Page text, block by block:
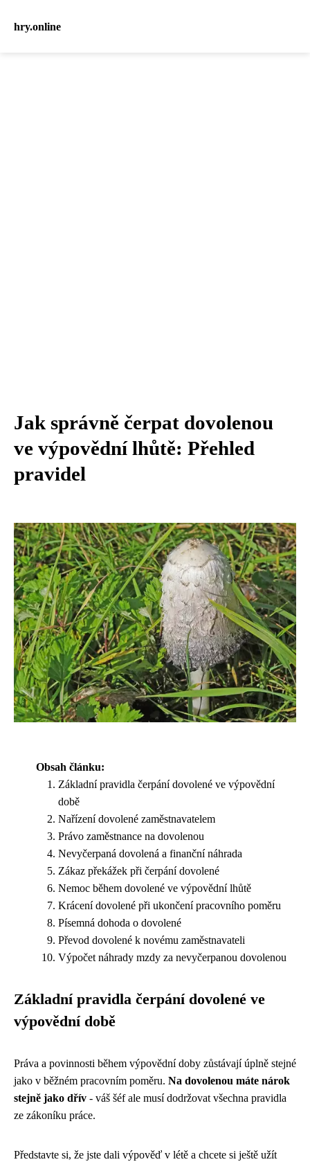
hry.online
Jak správně čerpat dovolenou
ve výpovědní lhůtě: Přehled
pravidel
Obsah článku:
Základní pravidla čerpání dovolené ve výpovědní
době
Nařízení dovolené zaměstnavatelem
Právo zaměstnance na dovolenou
Nevyčerpaná dovolená a finanční náhrada
Zákaz překážek při čerpání dovolené
Nemoc během dovolené ve výpovědní lhůtě
Krácení dovolené při ukončení pracovního poměru
Písemná dohoda o dovolené
Převod dovolené k novému zaměstnavateli
Výpočet náhrady mzdy za nevyčerpanou dovolenou
Základní pravidla čerpání dovolené ve
výpovědní době
Práva a povinnosti během výpovědní doby zůstávají úplně stejné
jako v běžném pracovním poměru. Na dovolenou máte nárok
stejně jako dřív - váš šéf ale musí dodržovat všechna pravidla
ze zákoníku práce.
Představte si, že jste dali výpověď v létě a chcete si ještě užít